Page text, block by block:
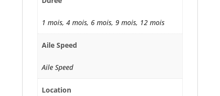
1 mois, 4 mois, 6 mois, 9 mois, 12 mois
Aile Speed
Aile Speed
Location